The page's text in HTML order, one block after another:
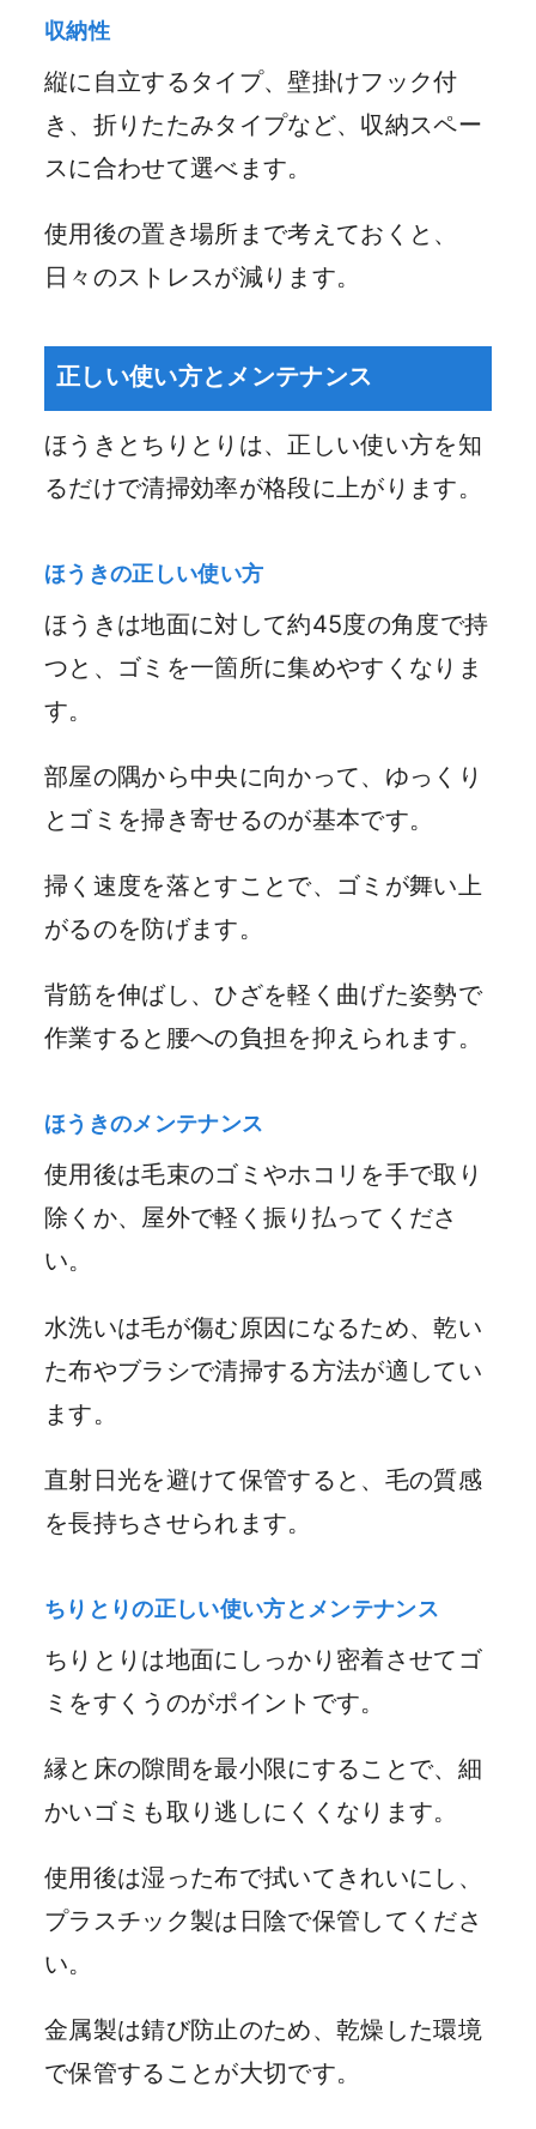
収納性
縦に自立するタイプ、壁掛けフック付
き、折りたたみタイプなど、収納スペー
スに合わせて選べます。
使用後の置き場所まで考えておくと、
日々のストレスが減ります。
正しい使い方とメンテナンス
ほうきとちりとりは、正しい使い方を知
るだけで清掃効率が格段に上がります。
ほうきの正しい使い方
ほうきは地面に対して約45度の角度で持
つと、ゴミを一箇所に集めやすくなりま
す。
部屋の隅から中央に向かって、ゆっくり
とゴミを掃き寄せるのが基本です。
掃く速度を落とすことで、ゴミが舞い上
がるのを防げます。
背筋を伸ばし、ひざを軽く曲げた姿勢で
作業すると腰への負担を抑えられます。
ほうきのメンテナンス
使用後は毛束のゴミやホコリを手で取り
除くか、屋外で軽く振り払ってくださ
い。
水洗いは毛が傷む原因になるため、乾い
た布やブラシで清掃する方法が適してい
ます。
直射日光を避けて保管すると、毛の質感
を長持ちさせられます。
ちりとりの正しい使い方とメンテナンス
ちりとりは地面にしっかり密着させてゴ
ミをすくうのがポイントです。
縁と床の隙間を最小限にすることで、細
かいゴミも取り逃しにくくなります。
使用後は湿った布で拭いてきれいにし、
プラスチック製は日陰で保管してくださ
い。
金属製は錆び防止のため、乾燥した環境
で保管することが大切です。